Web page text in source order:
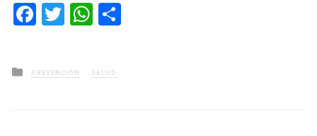
Facebook
TwitterWhatsApp
Posted
in
PREVENCIÓN SALUD